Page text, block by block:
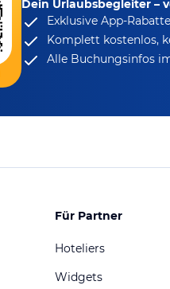
Dein Urlaubsbegleiter –
Exklusive App-Rabatte
Komplett kostenlos,
Alle Buchungsinfos
Für Partner
Hoteliers
Widgets